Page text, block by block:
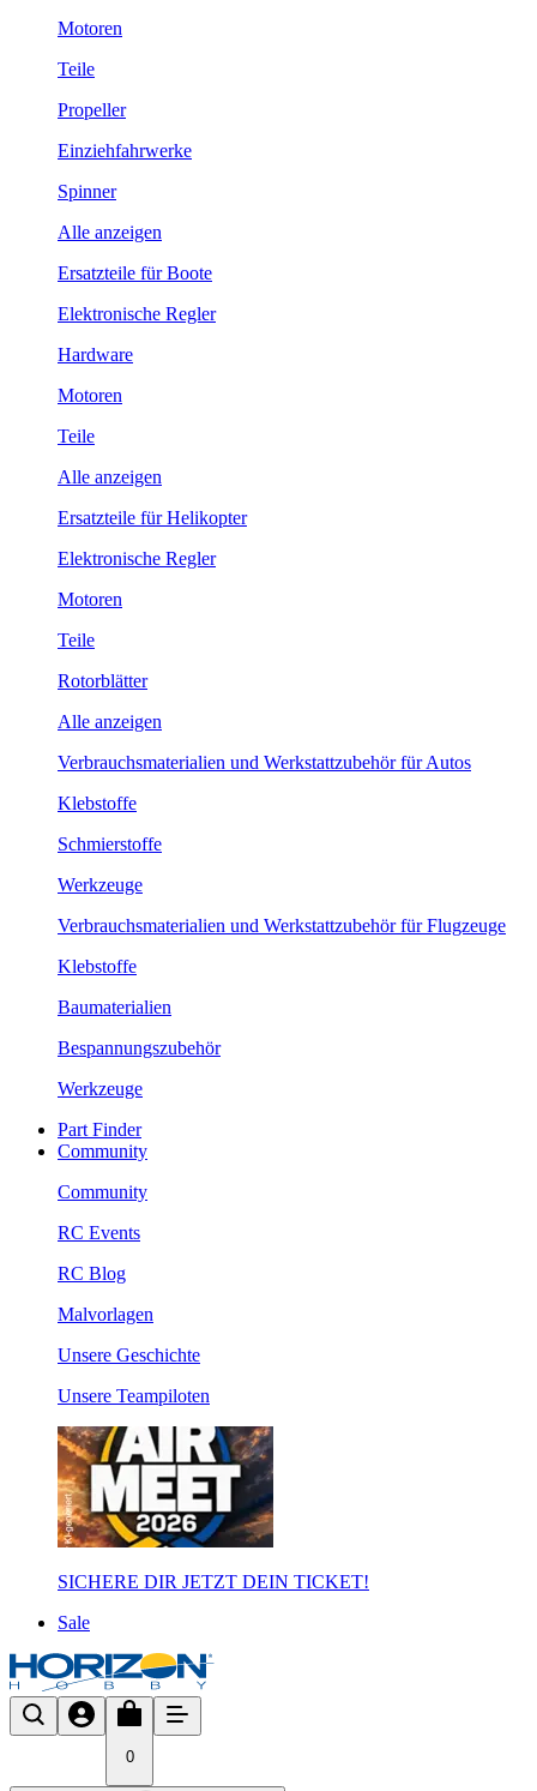
Motoren
Teile
Propeller
Einziehfahrwerke
Spinner
Alle anzeigen
Ersatzteile für Boote
Elektronische Regler
Hardware
Motoren
Teile
Alle anzeigen
Ersatzteile für Helikopter
Elektronische Regler
Motoren
Teile
Rotorblätter
Alle anzeigen
Verbrauchsmaterialien und Werkstattzubehör für Autos
Klebstoffe
Schmierstoffe
Werkzeuge
Verbrauchsmaterialien und Werkstattzubehör für Flugzeuge
Klebstoffe
Baumaterialien
Bespannungszubehör
Werkzeuge
Part Finder
Community
Community
RC Events
RC Blog
Malvorlagen
Unsere Geschichte
Unsere Teampiloten
SICHERE DIR JETZT DEIN TICKET!
Sale
0